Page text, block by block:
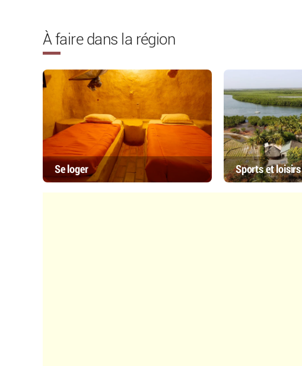
À faire dans la région
Se loger Sports et loisirs